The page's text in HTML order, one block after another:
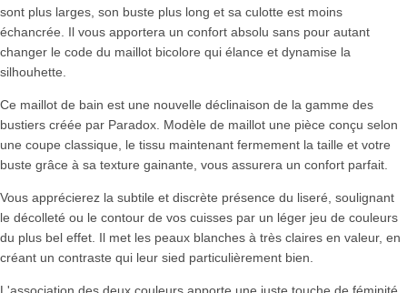
sont plus larges, son buste plus long et sa culotte est moins
échancrée. Il vous apportera un confort absolu sans pour autant
changer le code du maillot bicolore qui élance et dynamise la
silhouhette.
Ce maillot de bain est une nouvelle déclinaison de la gamme des
bustiers créée par Paradox. Modèle de maillot une pièce conçu selon
une coupe classique, le tissu maintenant fermement la taille et votre
buste grâce à sa texture gainante, vous assurera un confort parfait.
Vous apprécierez la subtile et discrète présence du liseré, soulignant
le décolleté ou le contour de vos cuisses par un léger jeu de couleurs
du plus bel effet. Il met les peaux blanches à très claires en valeur, en
créant un contraste qui leur sied particulièrement bien.
L'association des deux couleurs apporte une juste touche de féminité.